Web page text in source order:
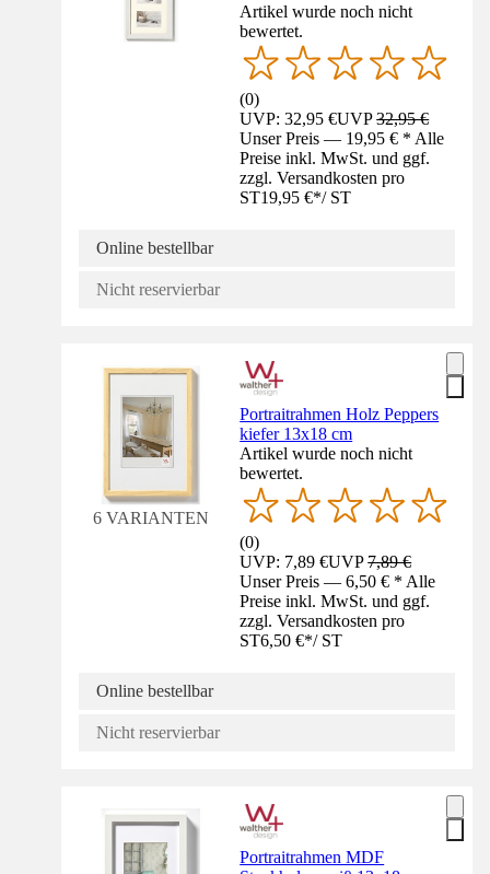
Artikel wurde noch nicht
bewertet.
(0)
UVP: 32,95 €UVP32,95 €
Unser Preis — 19,95 € * Alle
Preise inkl. MwSt. und ggf.
zzgl. Versandkosten pro
ST19,95 €*/ ST
Online bestellbar
Nicht reservierbar
6 VARIANTEN
Portraitrahmen Holz Peppers
kiefer 13x18 cm
Artikel wurde noch nicht
bewertet.
(0)
UVP: 7,89 €UVP7,89 €
Unser Preis — 6,50 € * Alle
Preise inkl. MwSt. und ggf.
zzgl. Versandkosten pro
ST6,50 €*/ ST
Online bestellbar
Nicht reservierbar
Portraitrahmen MDF